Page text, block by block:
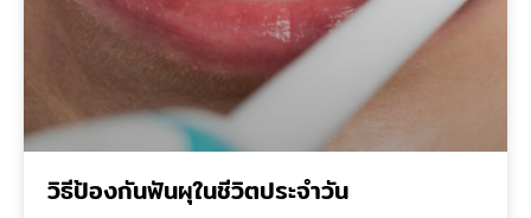
วิธีป้องกันฟันผุในชีวิตประจำวัน